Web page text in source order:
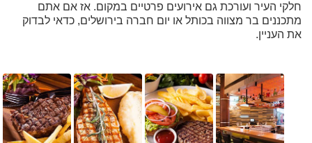
חלקי העיר ועורכת גם אירועים פרטיים במקום. אז אם אתם
מתכננים בר מצווה בכותל או יום חברה בירושלים, כדאי לבדוק
את העניין.